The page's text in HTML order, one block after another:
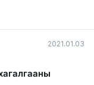
2021.01.03